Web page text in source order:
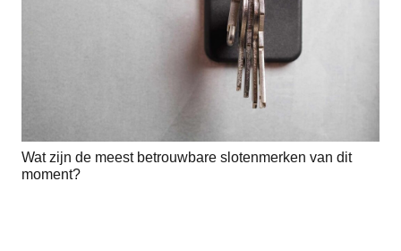
Wat zijn de meest betrouwbare slotenmerken van dit
moment?